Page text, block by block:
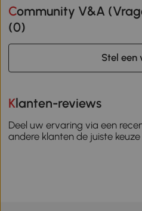
Community V&A (Vragen en Antwoorden)
(0)
Stel een
Klanten-reviews
Deel uw ervaring via een
andere klanten de juiste